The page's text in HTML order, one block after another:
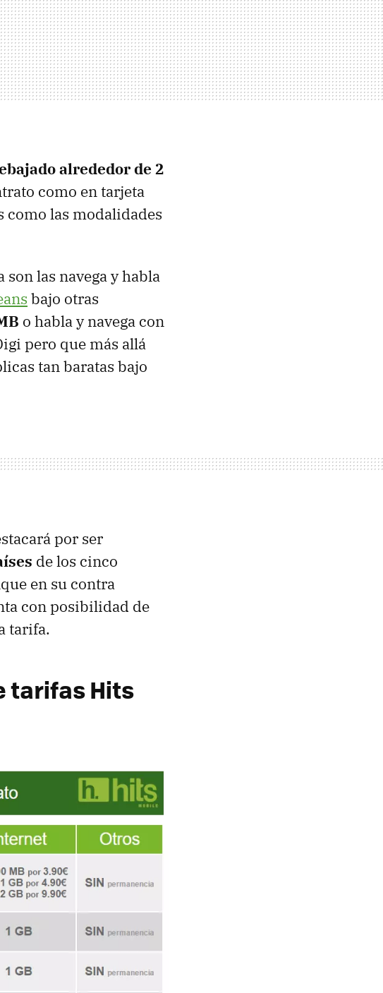
alrededor de 2
como en tarjeta
como las modalidades
las navega y habla
bajo otras
o habla y navega con
pero que más allá
tan baratas bajo
por ser
de los cinco
en su contra
con posibilidad de
tarifa.
tarifas Hits